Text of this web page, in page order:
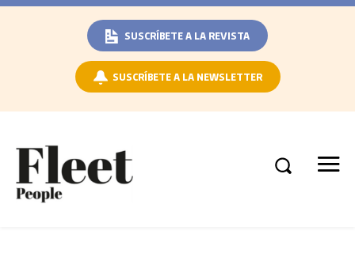
SUSCRÍBETE A LA REVISTA
SUSCRÍBETE A LA NEWSLETTER